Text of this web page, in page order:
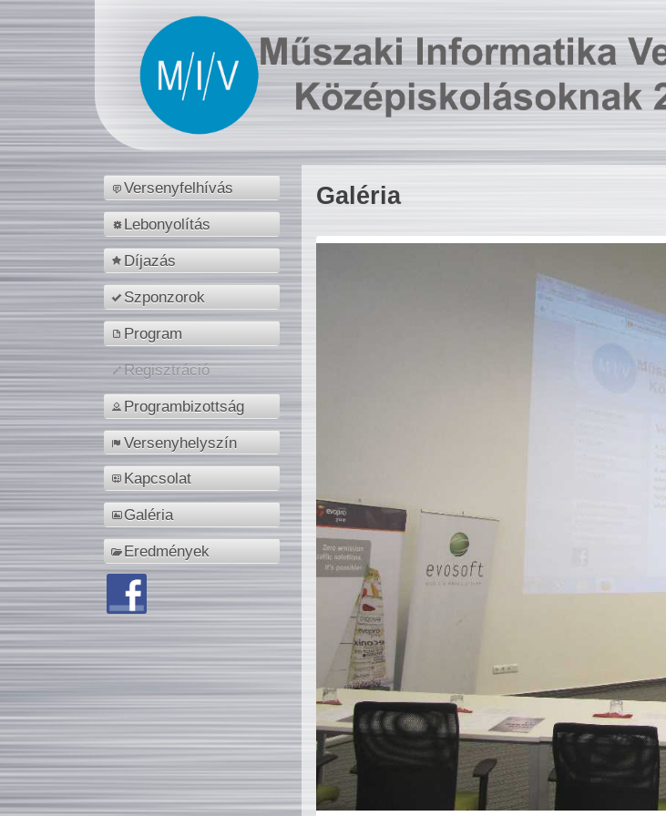
Versenyfelhívás
Lebonyolítás
Díjazás
Szponzorok
Program
Regisztráció
Programbizottság
Versenyhelyszín
Kapcsolat
Galéria
Eredmények
Galéria